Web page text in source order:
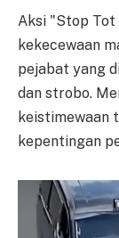
Aksi "Stop Tot
kekecewaan
pejabat yang
dan strobo.
keistimewaan
kepentingan